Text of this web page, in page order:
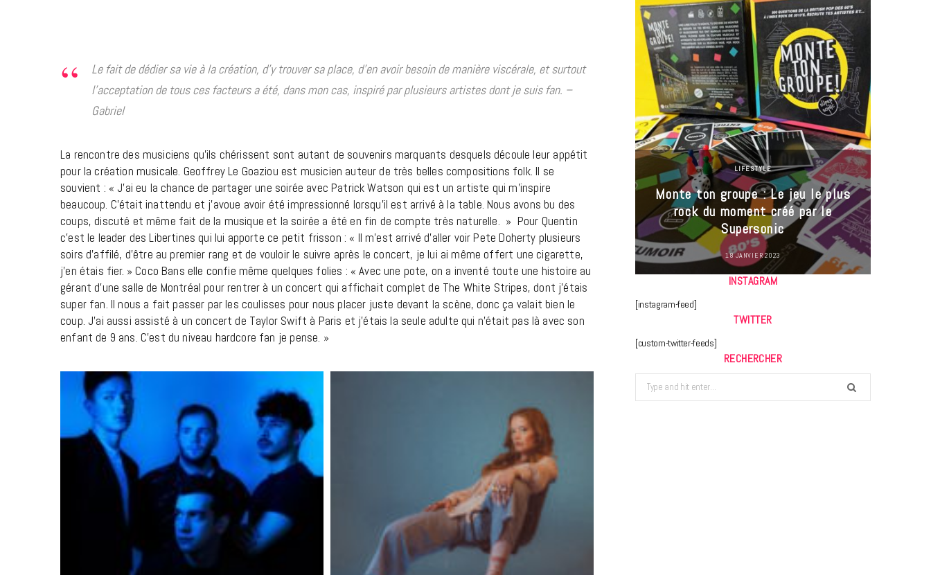
Le fait de dédier sa vie à la création, d’y trouver sa place, d’en avoir besoin de manière viscérale, et surtout
l’acceptation de tous ces facteurs a été, dans mon cas, inspiré par plusieurs artistes dont je suis fan. –
Gabriel
La rencontre des musiciens qu’ils chérissent sont autant de souvenirs marquants desquels découle leur appétit
pour la création musicale. Geoffrey Le Goaziou est musicien auteur de très belles compositions folk. Il se
souvient : « J’ai eu la chance de partager une soirée avec Patrick Watson qui est un artiste qui m’inspire
beaucoup. C’était inattendu et j’avoue avoir été impressionné lorsqu’il est arrivé à la table. Nous avons bu des
coups, discuté et même fait de la musique et la soirée a été en fin de compte très naturelle. » Pour Quentin
c’est le leader des Libertines qui lui apporte ce petit frisson : « Il m’est arrivé d’aller voir Pete Doherty plusieurs
soirs d’affilé, d’être au premier rang et de vouloir le suivre après le concert, je lui ai même offert une cigarette,
j’en étais fier. » Coco Bans elle confie même quelques folies : « Avec une pote, on a inventé toute une histoire au
gérant d’une salle de Montréal pour rentrer à un concert qui affichait complet de The White Stripes, dont j’étais
super fan. Il nous a fait passer par les coulisses pour nous placer juste devant la scène, donc ça valait bien le
coup. J’ai aussi assisté à un concert de Taylor Swift à Paris et j’étais la seule adulte qui n’était pas là avec son
enfant de 9 ans. C’est du niveau hardcore fan je pense. »
LIFESTYLE
Gainsbourg, toute une vie :
documentaire plus Ginsburg que
Gainsbarre à ne pas manquer sur
France 3
18 FÉVRIER 2021
LIFESTYLE
Monte ton groupe : Le jeu le plus
rock du moment créé par le
Supersonic
18 JANVIER 2023
INSTAGRAM
[instagram-feed]
TWITTER
[custom-twitter-feeds]
RECHERCHER
Search
for: